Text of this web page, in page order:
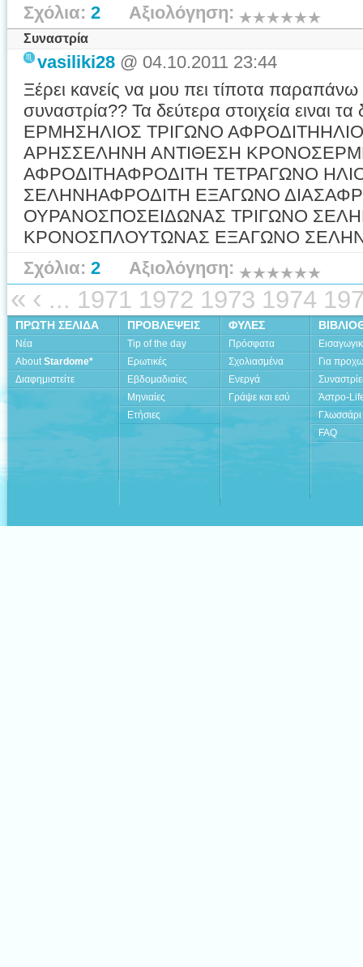
Σχόλια: 2 Αξιολόγηση:
Συναστρία
vasiliki28 @ 04.10.2011 23:44
Ξέρει κανείς να μου πει τίποτα παραπάνω
συναστρία?? Τα δεύτερα στοιχεία
ΕΡΜΗΣΗΛΙΟΣ ΤΡΙΓΩΝΟ
ΑΡΗΣΣΕΛΗΝΗ ΑΝΤΙΘΕΣΗ
ΑΦΡΟΔΙΤΗΑΦΡΟΔΙΤΗ ΤΕΤΡΑΓΩΝΟ
ΣΕΛΗΝΗΑΦΡΟΔΙΤΗ ΕΞΑΓΩΝΟ
ΟΥΡΑΝΟΣΠΟΣΕΙΔΩΝΑΣ ΤΡΙΓΩΝΟ
ΚΡΟΝΟΣΠΛΟΥΤΩΝΑΣ ΕΞΑΓΩΝΟ
Σχόλια: 2 Αξιολόγηση:
« ‹ ... 1971 1972 1973 1974
ΠΡΩΤΗ ΣΕΛΙΔΑ
Νέα
AboutStardome*
Διαφημιστείτε
ΠΡΟΒΛΕΨΕΙΣ
Tip of the day
Ερωτικές
Εβδομαδιαίες
Μηνιαίες
Ετήσιες
ΦΥΛΕΣ
Πρόσφατα
Σχολιασμένα
Ενεργά
Γράψε και εσύ
Για
Άστρο-
Γλωσσάρι
FAQ